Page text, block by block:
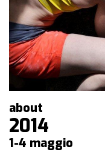
buone
pratiche
mello
history
i
nostri
sponsor
accoglienza
about
2014
1-4 maggio